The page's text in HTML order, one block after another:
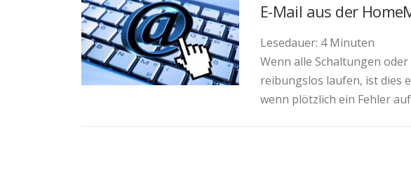
E-Mail aus der
Lesedauer: 4 Minuten
Wenn alle Schaltungen
reibungslos laufen, ist dies
wenn plötzlich ein Fehler